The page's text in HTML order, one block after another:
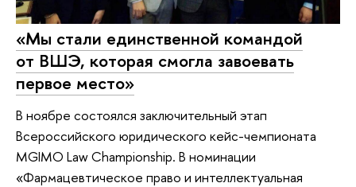
«Мы стали единственной командой
от ВШЭ, которая смогла завоевать
первое место»
В ноябре состоялся заключительный этап
Всероссийского юридического кейс-чемпионата
MGIMO Law Championship. В номинации
«Фармацевтическое право и интеллектуальная